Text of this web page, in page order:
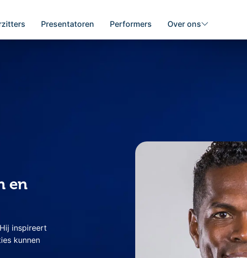
Presentatoren Performers Over ons
en
inspireert
kunnen